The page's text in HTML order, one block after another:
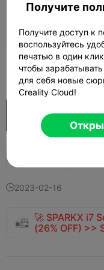

2023-02-16
🚀 SPARKX i7
(26% OFF) >>
Получите
Получите доступ к
воспользуйтесь
печатью в один
чтобы
для себя новые
Creality Cloud!